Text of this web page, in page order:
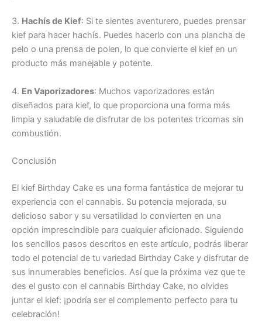
3. Hachís de Kief: Si te sientes aventurero, puedes prensar
kief para hacer hachís. Puedes hacerlo con una plancha de
pelo o una prensa de polen, lo que convierte el kief en un
producto más manejable y potente.
4. En Vaporizadores: Muchos vaporizadores están
diseñados para kief, lo que proporciona una forma más
limpia y saludable de disfrutar de los potentes tricomas sin
combustión.
Conclusión
El kief Birthday Cake es una forma fantástica de mejorar tu
experiencia con el cannabis. Su potencia mejorada, su
delicioso sabor y su versatilidad lo convierten en una
opción imprescindible para cualquier aficionado. Siguiendo
los sencillos pasos descritos en este artículo, podrás liberar
todo el potencial de tu variedad Birthday Cake y disfrutar de
sus innumerables beneficios. Así que la próxima vez que te
des el gusto con el cannabis Birthday Cake, no olvides
juntar el kief: ¡podría ser el complemento perfecto para tu
celebración!